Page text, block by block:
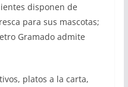
disponen de
para sus mascotas;
Gramado admite
platos a la carta,